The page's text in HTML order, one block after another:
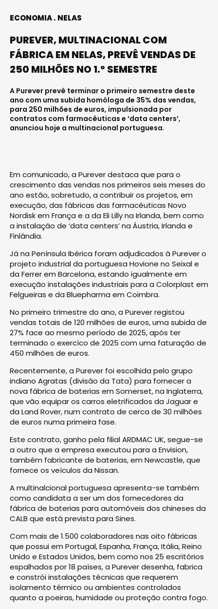
ECONOMIA NELAS
PUREVER, MULTINACIONAL COM
FÁBRICA EM NELAS, PREVÊ VENDAS DE
250 MILHÕES NO 1.º SEMESTRE
A Purever prevê terminar o primeiro semestre deste
ano com uma subida homóloga de 35% das vendas,
para 250 milhões de euros, impulsionada por
contratos com farmacêuticas e ‘data centers’,
anunciou hoje a multinacional portuguesa.
Em comunicado, a Purever destaca que para o
crescimento das vendas nos primeiros seis meses do
ano estão, sobretudo, a contribuir os projetos, em
execução, das fábricas das farmacêuticas Novo
Nordisk em França e a da Eli Lilly na Irlanda, bem como
a instalação de ‘data centers’ na Áustria, Irlanda e
Finlândia.
Já na Península Ibérica foram adjudicados à Purever o
projeto industrial da portuguesa Hovione no Seixal e
da Ferrer em Barcelona, estando igualmente em
execução instalações industriais para a Colorplast em
Felgueiras e da Bluepharma em Coimbra.
No primeiro trimestre do ano, a Purever registou
vendas totais de 120 milhões de euros, uma subida de
27% face ao mesmo período de 2025, após ter
terminado o exercíco de 2025 com uma faturação de
450 milhões de euros.
Recentemente, a Purever foi escolhida pelo grupo
indiano Agratas (divisão da Tata) para fornecer a
nova fábrica de baterias em Somerset, na Inglaterra,
que vão equipar os carros eletrificados da Jaguar e
da Land Rover, num contrato de cerca de 30 milhões
de euros numa primeira fase.
Este contrato, ganho pela filial ARDMAC UK, segue-se
a outro que a empresa executou para a Envision,
também fabricante de baterias, em Newcastle, que
fornece os veículos da Nissan.
A multinalcional portuguesa apresenta-se também
como candidata a ser um dos fornecedores da
fábrica de baterias para automóveis dos chineses da
CALB que está prevista para Sines.
Com mais de 1.500 colaboradores nas oito fábricas
que possui em Portugal, Espanha, França, Itália, Reino
Unido e Estados Unidos, bem como nos 25 escritórios
espalhados por 18 países, a Purever desenha, fabrica
e constrói instalações técnicas que requerem
isolamento térmico ou ambientes controlados
quanto a poeiras, humidade ou proteção contra fogo.